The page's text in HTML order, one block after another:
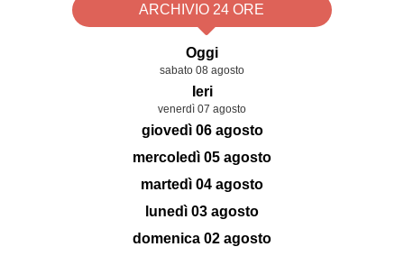
ARCHIVIO 24 ORE
Oggi
sabato 08 agosto
Ieri
venerdì 07 agosto
giovedì 06 agosto
mercoledì 05 agosto
martedì 04 agosto
lunedì 03 agosto
domenica 02 agosto